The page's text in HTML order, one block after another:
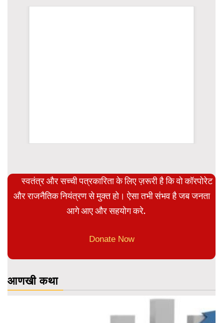
स्वतंत्र और सच्ची पत्रकारिता के लिए ज़रूरी है कि वो कॉरपोरेट
और राजनैतिक नियंत्रण से मुक्त हो। ऐसा तभी संभव है जब जनता
आगे आए और सहयोग करे.
Donate Now
आणखी कथा